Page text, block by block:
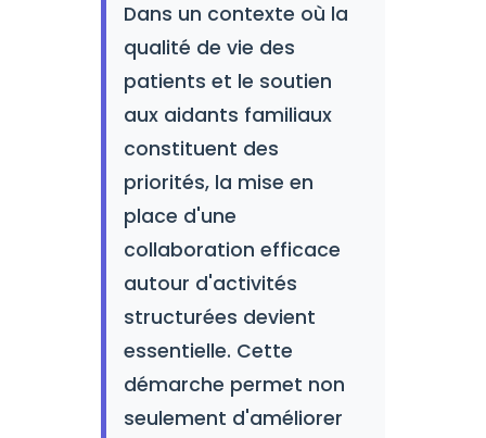
Dans un contexte où la
qualité de vie des
patients et le soutien
aux aidants familiaux
constituent des
priorités, la mise en
place d'une
collaboration efficace
autour d'activités
structurées devient
essentielle. Cette
démarche permet non
seulement d'améliorer